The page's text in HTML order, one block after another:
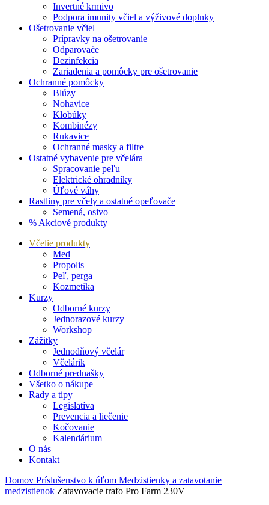
Invertné krmivo
Podpora imunity včiel a výživové doplnky
Ošetrovanie včiel
Prípravky na ošetrovanie
Odparovače
Dezinfekcia
Zariadenia a pomôcky pre ošetrovanie
Ochranné pomôcky
Blúzy
Nohavice
Klobúky
Kombinézy
Rukavice
Ochranné masky a filtre
Ostatné vybavenie pre včelára
Spracovanie peľu
Elektrické ohradníky
Úľové váhy
Rastliny pre včely a ostatné opeľovače
Semená, osivo
% Akciové produkty
Včelie produkty
Med
Propolis
Peľ, perga
Kozmetika
Kurzy
Odborné kurzy
Jednorazové kurzy
Workshop
Zážitky
Jednodňový včelár
Včelárik
Odborné prednašky
Všetko o nákupe
Rady a tipy
Legislatíva
Prevencia a liečenie
Kočovanie
Kalendárium
O nás
Kontakt
Domov Príslušenstvo k úľom Medzistienky a zatavotanie
medzistienok Zatavovacie trafo Pro Farm 230V